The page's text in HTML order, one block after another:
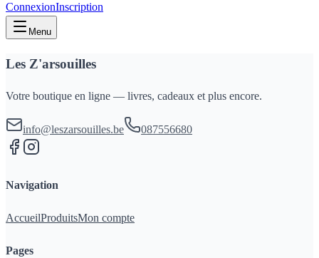
ConnexionInscription
Menu
Les Z'arsouilles
Votre boutique en ligne — livres, cadeaux et plus encore.
info@leszarsouilles.be 087556680
Navigation
AccueilProduitsMon compte
Pages